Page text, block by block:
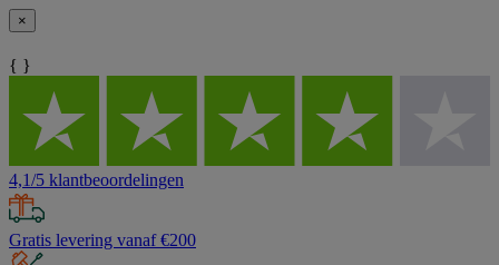
×
{ }
4,1/5 klantbeoordelingen
Gratis levering vanaf €200